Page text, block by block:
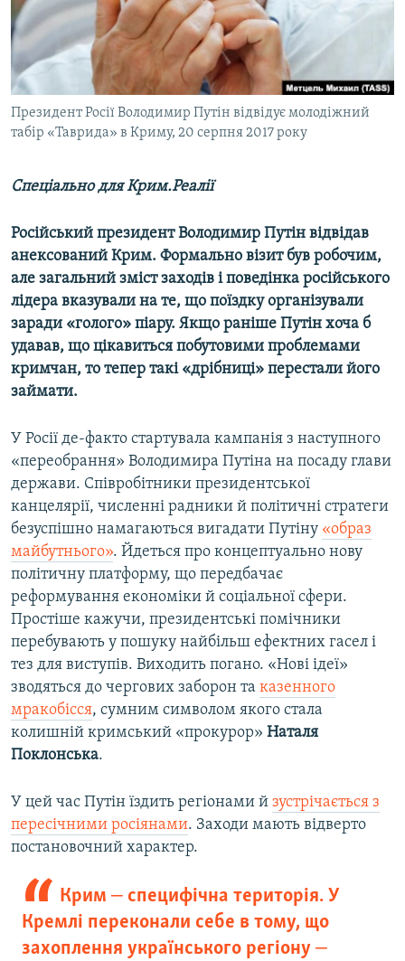
ВІДЕОУРОКИ «ELIFBE»
СВІДЧЕННЯ ОКУПАЦІЇ
УКРАЇНСЬКА ПРОБЛЕМА КРИМУ
ІНФОГРАФІКА
Русский
Qırımtatar
ДОЛУЧАЙСЯ!
Усі сайти RFE/RL
Президент Росії Володимир Путін відвідує молодіжний
табір «Таврида» в Криму, 20 серпня 2017 року
Спеціально для Крим.Реалії
Російський президент Володимир Путін відвідав
анексований Крим. Формально візит був робочим,
але загальний зміст заходів і поведінка російського
лідера вказували на те, що поїздку організували
заради «голого» піару. Якщо раніше Путін хоча б
удавав, що цікавиться побутовими проблемами
кримчан, то тепер такі «дрібниці» перестали його
займати.
У Росії де-факто стартувала кампанія з наступного
«переобрання» Володимира Путіна на посаду глави
держави. Співробітники президентської
канцелярії, численні радники й політичні стратеги
безуспішно намагаються вигадати Путіну «образ
майбутнього». Йдеться про концептуально нову
політичну платформу, що передбачає
реформування економіки й соціальної сфери.
Простіше кажучи, президентські помічники
перебувають у пошуку найбільш ефектних гасел і
тез для виступів. Виходить погано. «Нові ідеї»
зводяться до чергових заборон та казенного
мракобісся, сумним символом якого стала
колишній кримський «прокурор» Наталя
Поклонська.
У цей час Путін їздить регіонами й зустрічається з
пересічними росіянами. Заходи мають відверто
постановочний характер.
Крим ‒ специфічна територія. У
Кремлі переконали себе в тому, що
захоплення українського регіону ‒